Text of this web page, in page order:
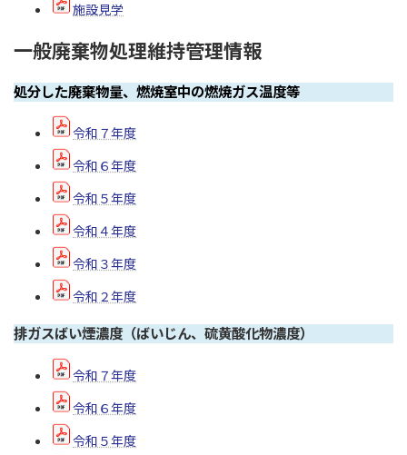
施設見学
一般廃棄物処理維持管理情報
処分した廃棄物量、燃焼室中の燃焼ガス温度等
令和７年度
令和６年度
令和５年度
令和４年度
令和３年度
令和２年度
排ガスばい煙濃度（ばいじん、硫黄酸化物濃度）
令和７年度
令和６年度
令和５年度